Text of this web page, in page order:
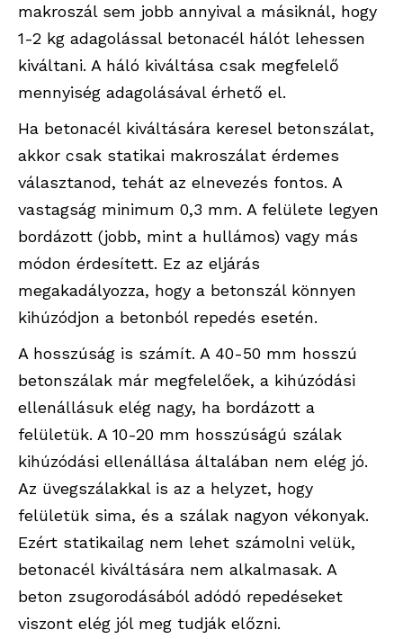
makroszál sem jobb annyival a másiknál, hogy
1-2 kg adagolással betonacél hálót lehessen
kiváltani. A háló kiváltása csak megfelelő
mennyiség adagolásával érhető el.
Ha betonacél kiváltására keresel betonszálat,
akkor csak statikai makroszálat érdemes
választanod, tehát az elnevezés fontos. A
vastagság minimum 0,3 mm. A felülete legyen
bordázott (jobb, mint a hullámos) vagy más
módon érdesített. Ez az eljárás
megakadályozza, hogy a betonszál könnyen
kihúzódjon a betonból repedés esetén.
A hosszúság is számít. A 40-50 mm hosszú
betonszálak már megfelelőek, a kihúzódási
ellenállásuk elég nagy, ha bordázott a
felületük. A 10-20 mm hosszúságú szálak
kihúzódási ellenállása általában nem elég jó.
Az üvegszálakkal is az a helyzet, hogy
felületük sima, és a szálak nagyon vékonyak.
Ezért statikailag nem lehet számolni velük,
betonacél kiváltására nem alkalmasak. A
beton zsugorodásából adódó repedéseket
viszont elég jól meg tudják előzni.